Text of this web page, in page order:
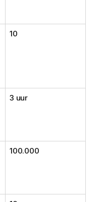
10
3 uur
100.000